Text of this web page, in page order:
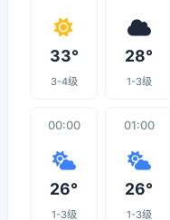
33°
3-4级
28°
1-3级
00:00
26°
1-3级
01:00
26°
1-3级